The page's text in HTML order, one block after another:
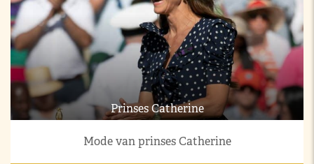
Prinses Catherine
Mode van prinses Catherine